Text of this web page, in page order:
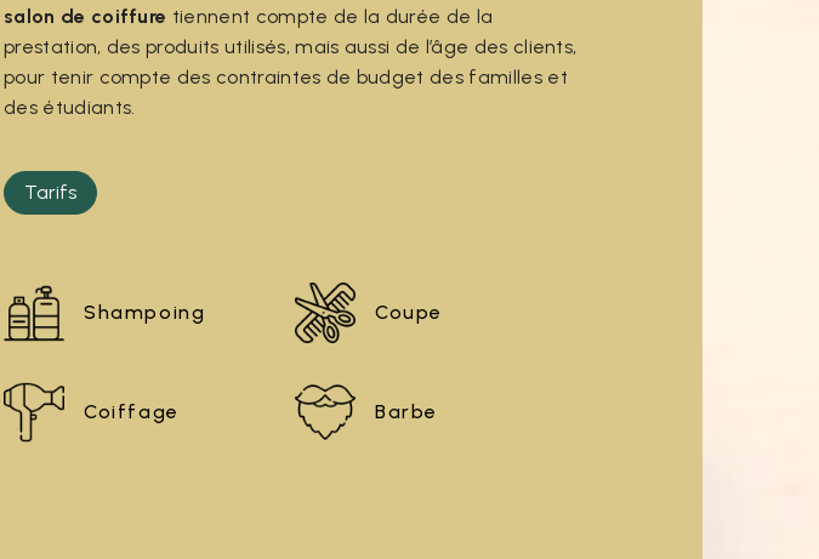
salon de coiffure tiennent compte de la durée de la
prestation, des produits utilisés, mais aussi de l’âge des clients,
pour tenir compte des contraintes de budget des familles et
des étudiants.
Tarifs
Shampoing Coupe
Coiffage Barbe